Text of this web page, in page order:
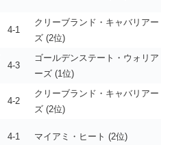
4-1
クリーブランド・キャバリアー
ズ (2位)
4-3
ゴールデンステート・ウォリア
ーズ (1位)
4-2
クリーブランド・キャバリアー
ズ (2位)
4-1 マイアミ・ヒート (2位)